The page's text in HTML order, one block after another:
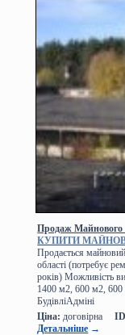
Продаж Майнового
КУПИТИ
Продається
області (потребує
років) Можливість
1400 м2, 600 м2, 600
БудівліАдміні
Ціна: договірна
Детальніше →